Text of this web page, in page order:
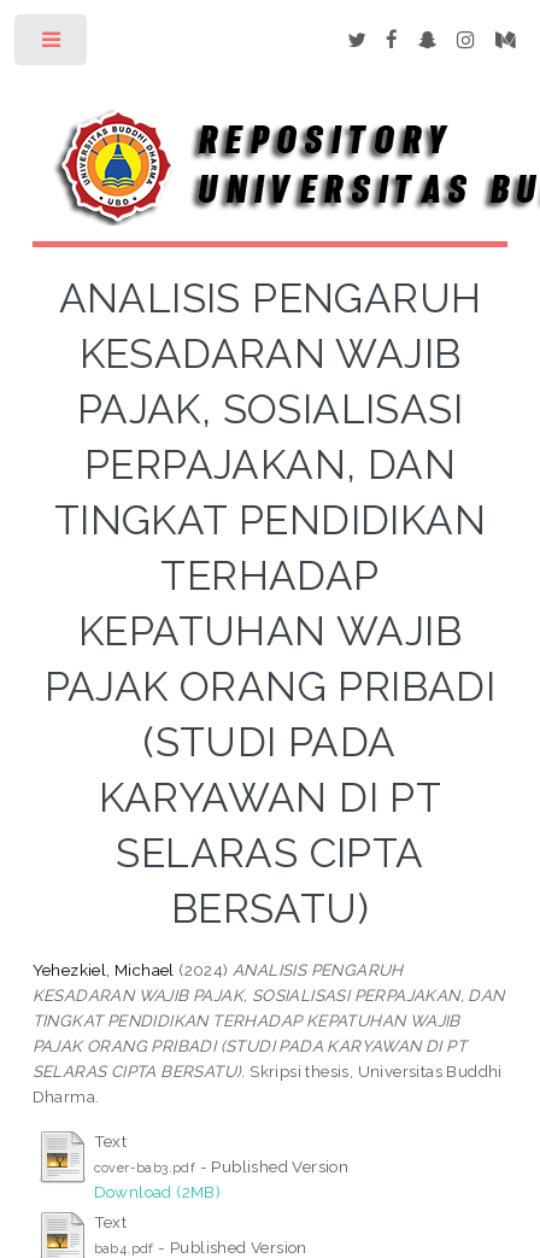
ANALISIS PENGARUH
KESADARAN WAJIB
PAJAK, SOSIALISASI
PERPAJAKAN, DAN
TINGKAT PENDIDIKAN
TERHADAP
KEPATUHAN WAJIB
PAJAK ORANG PRIBADI
(STUDI PADA
KARYAWAN DI PT
SELARAS CIPTA
BERSATU)
Yehezkiel, Michael (2024) ANALISIS PENGARUH
KESADARAN WAJIB PAJAK, SOSIALISASI PERPAJAKAN, DAN
TINGKAT PENDIDIKAN TERHADAP KEPATUHAN WAJIB
PAJAK ORANG PRIBADI (STUDI PADA KARYAWAN DI PT
SELARAS CIPTA BERSATU). Skripsi thesis, Universitas Buddhi
Dharma.
Text
cover-bab3.pdf - Published Version
Download (2MB)
Text
bab4.pdf - Published Version